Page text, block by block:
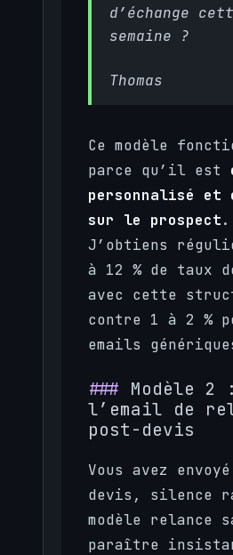
d’échange
semaine ?
Thomas
Ce modèle
parce qu’il est
personnalisé et
sur le prospect.
J’obtiens
à 12 % de taux
avec cette
contre 1 à 2 %
emails
Modèle 2 :
l’email de
post-devis
Vous avez
devis, silence
modèle relance
paraître